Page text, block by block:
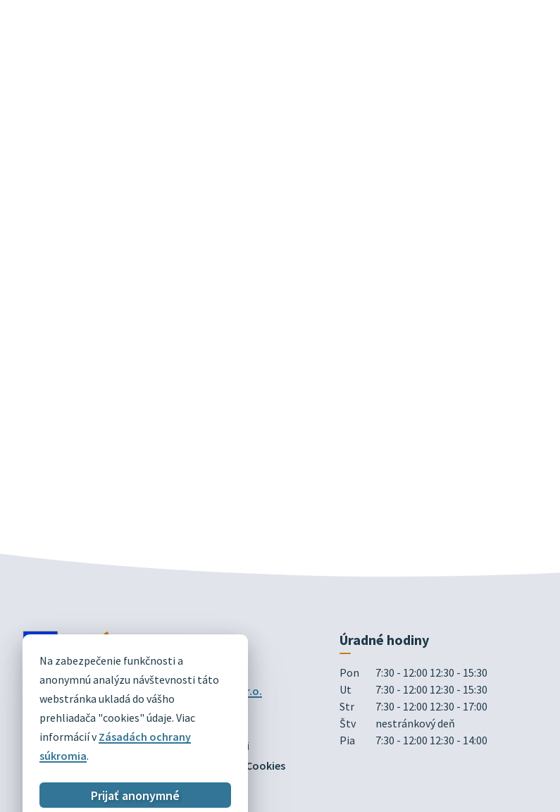
Na zabezpečenie funkčnosti a
anonymnú analýzu návštevnosti táto
webstránka ukladá do vášho
prehliadača "cookies" údaje. Viac
informácií vZásadách ochrany
súkromia.
Prijať anonymné
DIVÍN
OFICIÁLNE STRÁNKY
Technický prevádzkovateľ:
Alphabet partner s.r.o.
Správca obsahu:Obec Divín
Posledná aktualizácia:03.08.2026
Mapa
Vyhlásenie o prístupnosti
Zásady ochrany osobných údajov
Nastaviť Cookies
Úradné hodiny
Pon
7:30 - 12:00 12:30 - 15:30
Ut
7:30 - 12:00 12:30 - 15:30
Str
7:30 - 12:00 12:30 - 17:00
Štv
nestránkový deň
Pia
7:30 - 12:00 12:30 - 14:00